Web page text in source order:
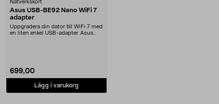
Nätverkskort
Asus USB-BE92 Nano WiFi 7
adapter
Uppgradera din dator till WiFi 7 med
en liten enkel USB-adapter. Asus
699,00
Lägg i varukorg